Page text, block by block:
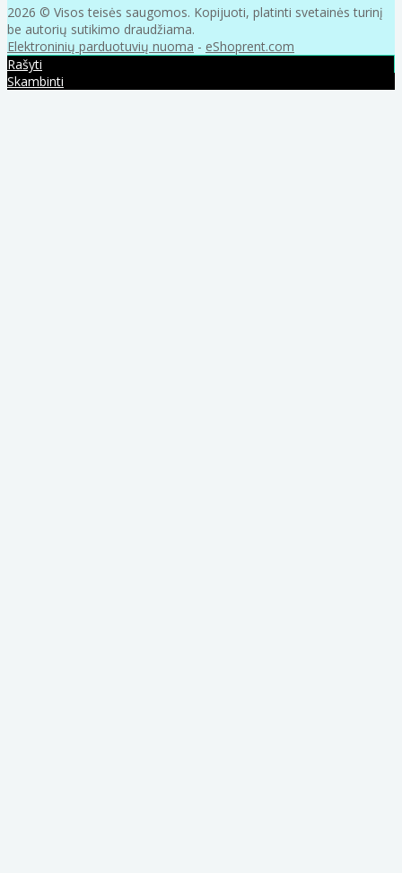
2026 © Visos teisės saugomos. Kopijuoti, platinti svetainės turinį
be autorių sutikimo draudžiama.
Elektroninių parduotuvių nuoma - eShoprent.com
Rašyti
Skambinti